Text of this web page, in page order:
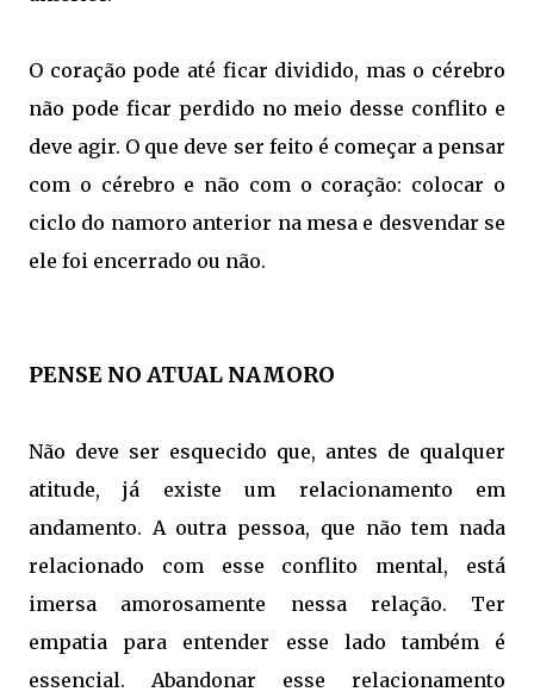
O coração pode até ficar dividido, mas o cérebro
não pode ficar perdido no meio desse conflito e
deve agir. O que deve ser feito é começar a pensar
com o cérebro e não com o coração: colocar o
ciclo do namoro anterior na mesa e desvendar se
ele foi encerrado ou não.
PENSE NO ATUAL NAMORO
Não deve ser esquecido que, antes de qualquer
atitude, já existe um relacionamento em
andamento. A outra pessoa, que não tem nada
relacionado com esse conflito mental, está
imersa amorosamente nessa relação. Ter
empatia para entender esse lado também é
essencial. Abandonar esse relacionamento